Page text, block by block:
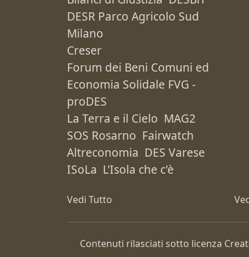
DESR Parco Agricolo Sud
Milano
Creser
Forum dei Beni Comuni ed
Economia Solidale FVG -
proDES
La Terra e il Cielo MAG2
SOS Rosarno Fairwatch
Altreconomia DES Varese
ISoLa L'Isola che c'è
Vedi Tutto
Contenuti rilasciati sotto licenza